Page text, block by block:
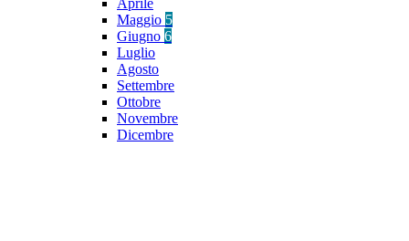
Aprile
Maggio 5
Giugno 6
Luglio
Agosto
Settembre
Ottobre
Novembre
Dicembre